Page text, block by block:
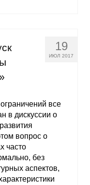
19
ИЮЛ 2017
все
в дискуссии о
вопрос о
часто
без
аспектов,